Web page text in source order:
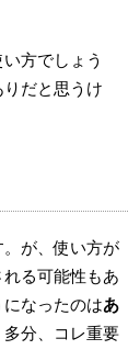
方でしょう
だと思うけ
が、使い方が
る可能性もあ
なったのはあ
分、コレ重要